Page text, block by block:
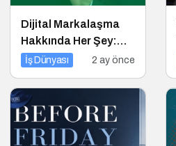
Dijital Markalaşma
Hakkında Her Şey:
Dijital Markalaşma
Serisi
İş Dünyası 2 ay önce